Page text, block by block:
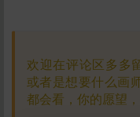
10分
200分
欢迎在评论区多多
或者是想要什么画
都会看，你的愿望